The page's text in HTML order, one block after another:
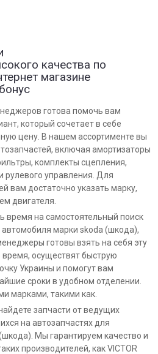
качества по
магазине
готова помочь вам
который сочетает в себе
цену. В нашем ассортименте вы
включая амортизаторы
комплекты сцепления,
рулевого управления. Для
вам достаточно указать марку,
двигателя.
время на самостоятельный поиск
марки skoda (шкода),
готовы взять на себя эту
осуществят быструю
Украины и помогут вам
сроки в удобном отделении.
марками, такими как.
запчасти от ведущих
на автозапчастях для
Мы гарантируем качество и
производителей, как VICTOR